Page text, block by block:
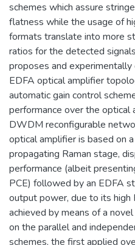
schemes which assure
flatness while the usage of
formats translate into more
ratios for the detected
proposes and
EDFA optical amplifier
automatic gain control
performance over the optical
DWDM reconfigurable
optical amplifier is based on
propagating Raman stage,
performance (albeit
PCE) followed by an EDFA
output power, due to its high
achieved by means of a
on the parallel and
schemes, the first applied